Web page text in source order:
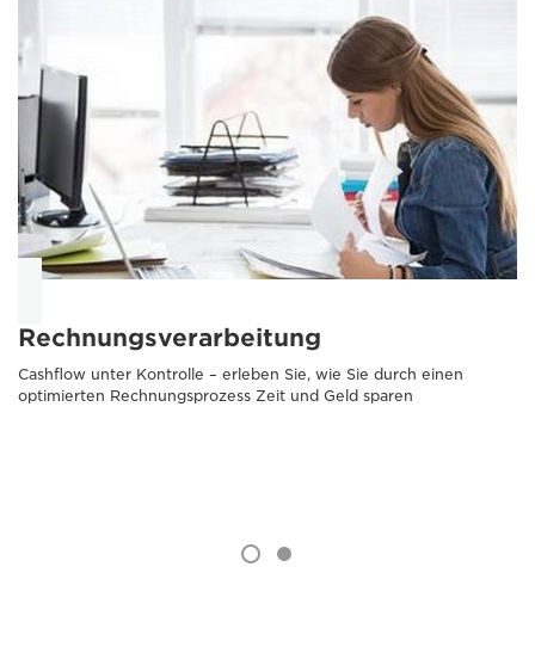
Rechnungsverarbeitung
Cashflow unter Kontrolle – erleben Sie, wie Sie durch einen
optimierten Rechnungsprozess Zeit und Geld sparen